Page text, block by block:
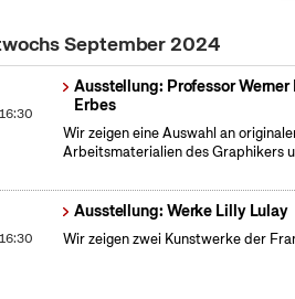
September 2024
Ausstellung: Professor
Erbes
Wir zeigen eine Auswahl an
Arbeitsmaterialien des Graphikers
Ausstellung: Werke Lilly Lulay
Wir zeigen zwei Kunstwerke der